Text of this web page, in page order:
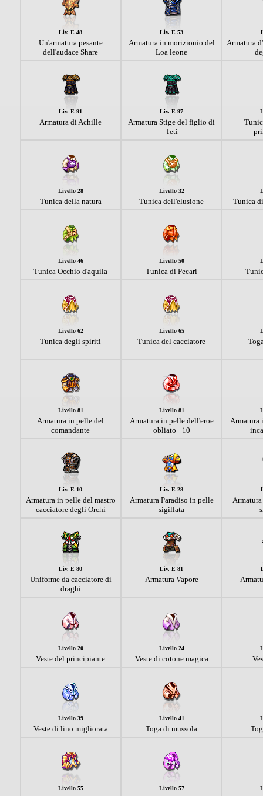
Liv. E 48
Un'armatura pesante
dell'audace Share
Liv. E 53
Armatura in morizionio del
Loa leone
Armatura
Liv. E 91
Armatura di Achille
Liv. E 97
Armatura Stige del figlio di
Teti
Livello 28
Tunica della natura
Livello 32
Tunica dell'elusione Tunica
Livello 46
Tunica Occhio d'aquila
Livello 50
Tunica di Pecari
Livello 62
Tunica degli spiriti
Livello 65
Tunica del cacciatore
Livello 81
Armatura in pelle del
comandante
Livello 81
Armatura in pelle dell'eroe
obliato +10
Armatura
Liv. E 10
Armatura in pelle del mastro
cacciatore degli Orchi
Liv. E 28
Armatura Paradiso in pelle
sigillata
Liv. E 80
Uniforme da cacciatore di
draghi
Liv. E 81
Armatura Vapore
Livello 20
Veste del principiante
Livello 24
Veste di cotone magica
Livello 39
Veste di lino migliorata
Livello 41
Toga di mussola
Livello 55 Livello 57